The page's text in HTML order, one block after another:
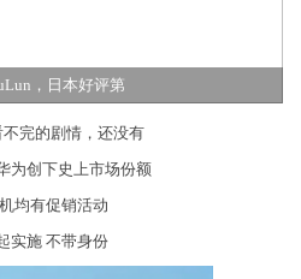
，日本好评第
完的剧情，还没有
为创下史上市场份额
均有促销活动
实施 不带身份